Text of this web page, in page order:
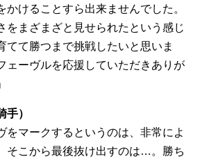
かけることすら出来ませんでした。
をまざまざと見せられたという感じ
てて勝つまで挑戦したいと思いま
ェーヴルを応援していただきありが
手）
をマークするというのは、非常によ
そこから最後抜け出すのは…。勝ち